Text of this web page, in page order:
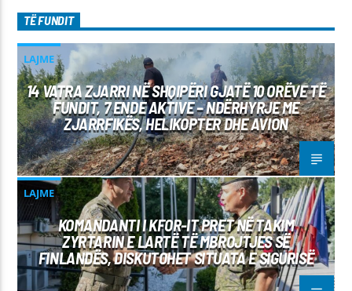
TË FUNDIT
LAJME
14 VATRA ZJARRI NË SHQIPËRI GJATË 10 ORËVE TË
FUNDIT, 7 ENDE AKTIVE – NDËRHYRJE ME
ZJARRFIKËS, HELIKOPTER DHE AVION
LAJME
KOMANDANTI I KFOR-IT PRET NË TAKIM
ZYRTARIN E LARTË TË MBROJTJES SË
FINLANDËS, DISKUTOHET SITUATA E SIGURISË